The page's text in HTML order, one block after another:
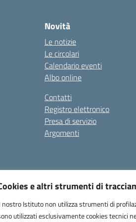
e altri strumenti di
nostro Istituto non utilizza strumenti di
utilizzati esclusivamente cookies tecnici
Novità
Le notizie
Le circolari
Calendario eventi
Albo online
Contatti
Registro elettronico
Presa di servizio
Argomenti